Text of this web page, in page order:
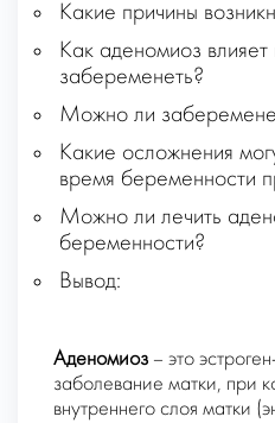
Какие причины
Как аденомиоз
забеременеть?
Можно ли
Какие осложнения
время беременности
Можно ли лечить
беременности?
Вывод:
Аденомиоз – это
заболевание матки, при
внутреннего слоя матки (